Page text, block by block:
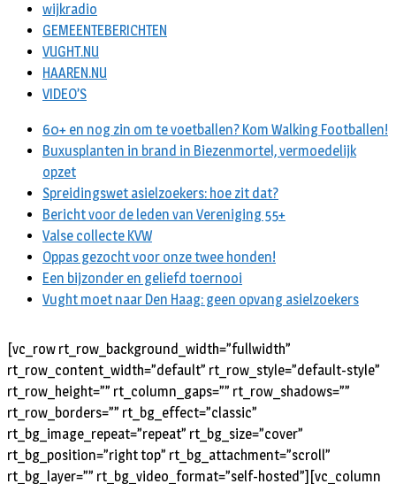
wijkradio
GEMEENTEBERICHTEN
VUGHT.NU
HAAREN.NU
VIDEO’S
60+ en nog zin om te voetballen? Kom Walking Footballen!
Buxusplanten in brand in Biezenmortel, vermoedelijk
opzet
Spreidingswet asielzoekers: hoe zit dat?
Bericht voor de leden van Vereniging 55+
Valse collecte KVW
Oppas gezocht voor onze twee honden!
Een bijzonder en geliefd toernooi
Vught moet naar Den Haag: geen opvang asielzoekers
[vc_row rt_row_background_width=”fullwidth”
rt_row_content_width=”default” rt_row_style=”default-style”
rt_row_height=”” rt_column_gaps=”” rt_row_shadows=””
rt_row_borders=”” rt_bg_effect=”classic”
rt_bg_image_repeat=”repeat” rt_bg_size=”cover”
rt_bg_position=”right top” rt_bg_attachment=”scroll”
rt_bg_layer=”” rt_bg_video_format=”self-hosted”][vc_column